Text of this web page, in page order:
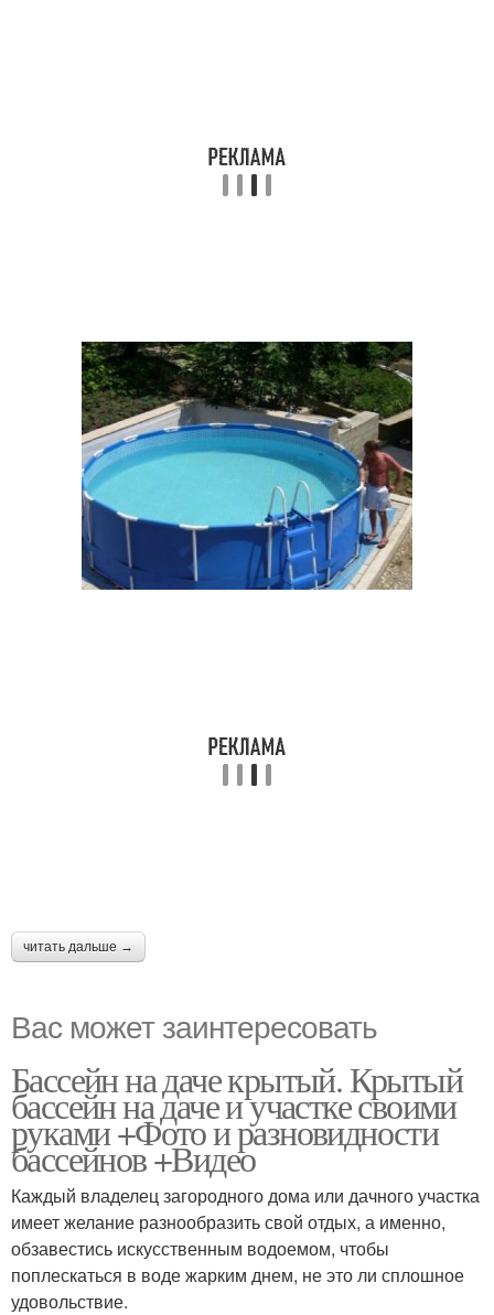
читать дальше →
Вас может заинтересовать
Бассейн на даче крытый. Крытый
бассейн на даче и участке своими
руками +Фото и разновидности
бассейнов +Видео
Каждый владелец загородного дома или дачного участка
имеет желание разнообразить свой отдых, а именно,
обзавестись искусственным водоемом, чтобы
поплескаться в воде жарким днем, не это ли сплошное
удовольствие.